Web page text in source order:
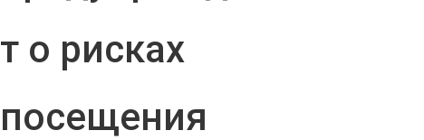
т о рисках
посещения